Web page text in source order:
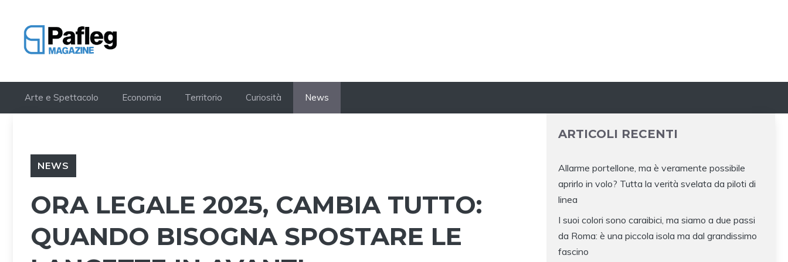
contenuto
Arte e Spettacolo Economia Territorio Curiosità News
NEWS
ORA LEGALE 2025, CAMBIA TUTTO:
QUANDO BISOGNA SPOSTARE LE
ARTICOLI RECENTI
Allarme portellone, ma è veramente possibile
aprirlo in volo? Tutta la verità svelata da piloti di
linea
I suoi colori sono caraibici, ma siamo a due passi
da Roma: è una piccola isola ma dal grandissimo
fascino